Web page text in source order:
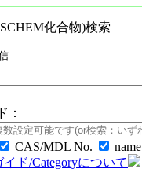
化合物)検索
：
CAS/MDL No. name
ド/Categoryについて